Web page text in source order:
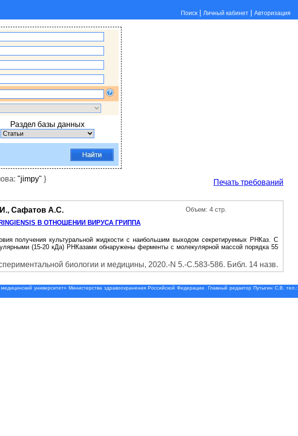
Поиск | Личный кабинет | Авторизация
Раздел базы данных
"jimpy" } Печать требований
Сафатов А.С.
В ОТНОШЕНИИ ВИРУСА ГРИППА
Объем: 4 стр.
получения культуральной жидкости с наибольшим выходом секретируемых РНКаз. С
(15-20 кДа) РНКазами обнаружены ферменты с молекулярной массой порядка 55
биологии и медицины, 2020.-N 5.-С.583-586. Библ. 14 назв.
университет» Министерства здравоохранения Российской Федерации. Главный редактор Путыгин С.В. тел.: